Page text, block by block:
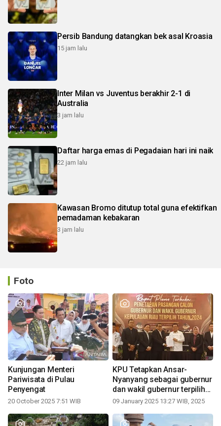
Persib Bandung datangkan bek asal Kroasia
15 jam lalu
Inter Milan vs Juventus berakhir 2-1 di
Australia
3 jam lalu
Daftar harga emas di Pegadaian hari ini naik
22 jam lalu
Kawasan Bromo ditutup total guna efektifkan
pemadaman kebakaran
3 jam lalu
Foto
Kunjungan Menteri
Pariwisata di Pulau
Penyengat
20 October 2025 7:51 WIB
KPU Tetapkan Ansar-
Nyanyang sebagai gubernur
dan wakil gubernur terpilih
periode 2025-2030
09 January 2025 13:27 WIB, 2025